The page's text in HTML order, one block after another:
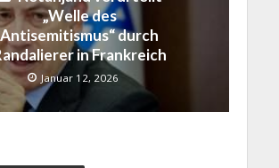
„Welle des
Antisemitismus“ durch
in Frankreich
Januar 12, 2026